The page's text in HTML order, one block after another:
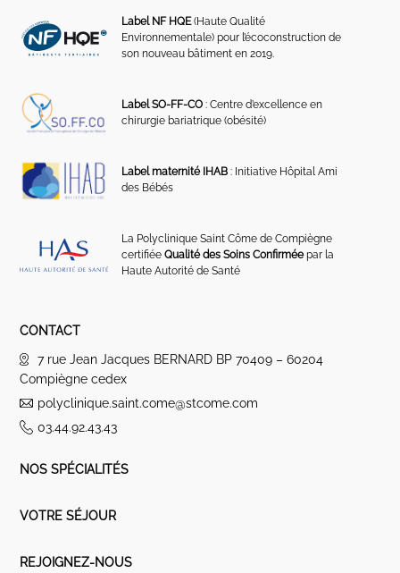
Label NF HQE(Haute Qualité
Environnementale) pour l’écoconstruction de
son nouveau bâtiment en 2019.
Label SO-FF-CO : Centre d’excellence en
chirurgie bariatrique (obésité)
Label maternité IHAB : Initiative Hôpital Ami
des Bébés
La Polyclinique Saint Côme de Compiègne
certifiéeQualité des Soins Confirméepar la
Haute Autorité de Santé
CONTACT
7 rue Jean Jacques BERNARD BP 70409 – 60204
Compiègne cedex
polyclinique.saint.come@stcome.com
03.44.92.43.43
NOS SPÉCIALITÉS
VOTRE SÉJOUR
REJOIGNEZ-NOUS